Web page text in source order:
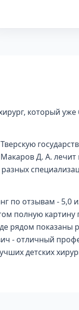
который
Д. А. лечит
по отзывам - 5,0
полную картину
рядом показаны
- отличный
детских